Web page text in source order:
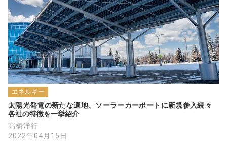
エネルギー
太陽光発電の新たな適地、ソーラーカーポートに新規参入続々
各社の特徴を一挙紹介
高橋洋行
2022年04月15日